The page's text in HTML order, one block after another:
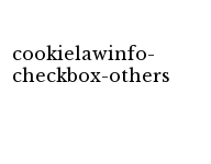
cookielawinfo-
checkbox-others